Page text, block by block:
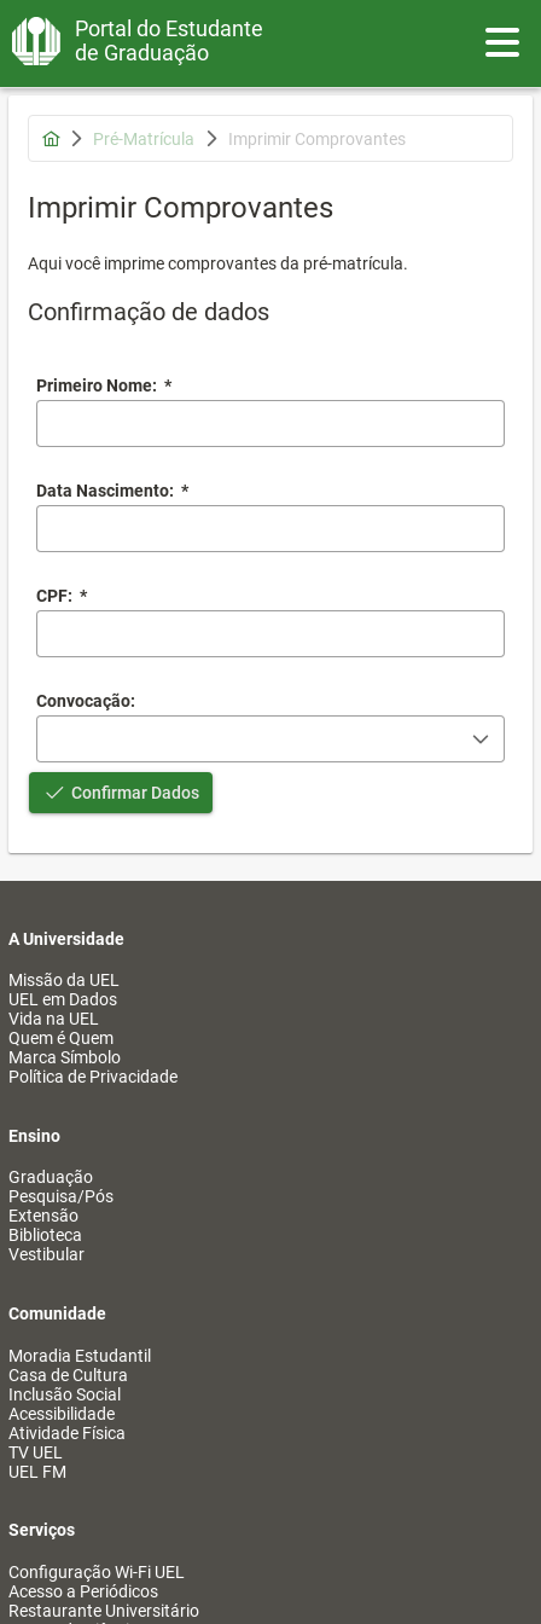
Portal do Estudante
de Graduação
Pré-Matrícula Imprimir Comprovantes
Imprimir Comprovantes
Aqui você imprime comprovantes da pré-matrícula.
Confirmação de dados
Primeiro Nome: *
Data Nascimento: *
CPF: *
Convocação:
Confirmar Dados
A Universidade
Missão da UEL
UEL em Dados
Vida na UEL
Quem é Quem
Marca Símbolo
Política de Privacidade
Ensino
Graduação
Pesquisa/Pós
Extensão
Biblioteca
Vestibular
Comunidade
Moradia Estudantil
Casa de Cultura
Inclusão Social
Acessibilidade
Atividade Física
TV UEL
UEL FM
Serviços
Configuração Wi-Fi UEL
Acesso a Periódicos
Restaurante Universitário